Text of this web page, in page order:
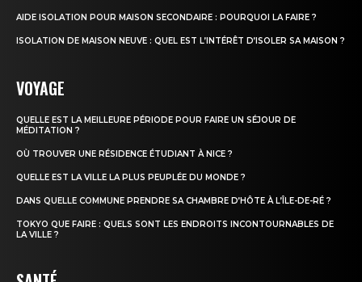
AIDE ISOLATION POUR MAISON SECONDAIRE : POURQUOI LA FAIRE ?
ISOLATION DE MAISON NEUVE : QUEL EST L’INTÉRÊT D’ISOLER SA MAISON ?
VOYAGE
QUELLE EST LA MEILLEURE PÉRIODE POUR FAIRE UN SÉJOUR DE
MÉDITATION ?
OÙ TROUVER UNE RÉSIDENCE ÉTUDIANT À NICE ?
QUELLE EST LA VILLE LA PLUS PEUPLÉE DU MONDE ?
DANS QUELLE COMMUNE PRENDRE SA CHAMBRE D’HÔTE À L’ÎLE-DE-RÉ ?
TOKYO QUE FAIRE : QUELS SONT LES ENDROITS INCONTOURNABLES DE
LA VILLE ?